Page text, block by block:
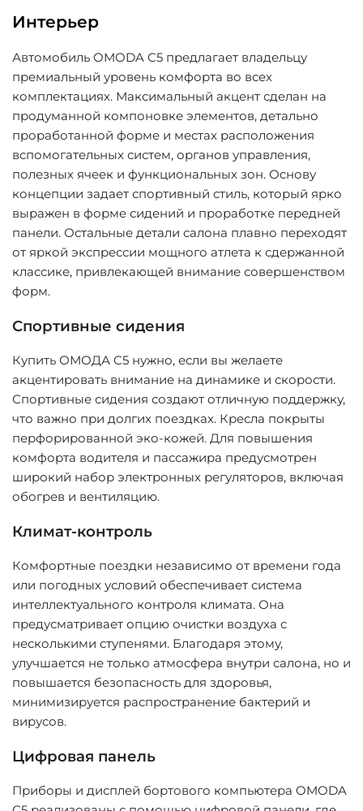
Интерьер
Автомобиль OMODA C5 предлагает владельцу
премиальный уровень комфорта во всех
комплектациях. Максимальный акцент сделан на
продуманной компоновке элементов, детально
проработанной форме и местах расположения
вспомогательных систем, органов управления,
полезных ячеек и функциональных зон. Основу
концепции задает спортивный стиль, который ярко
выражен в форме сидений и проработке передней
панели. Остальные детали салона плавно переходят
от яркой экспрессии мощного атлета к сдержанной
классике, привлекающей внимание совершенством
форм.
Спортивные сидения
Купить ОМОДА C5 нужно, если вы желаете
акцентировать внимание на динамике и скорости.
Спортивные сидения создают отличную поддержку,
что важно при долгих поездках. Кресла покрыты
перфорированной эко-кожей. Для повышения
комфорта водителя и пассажира предусмотрен
широкий набор электронных регуляторов, включая
обогрев и вентиляцию.
Климат-контроль
Комфортные поездки независимо от времени года
или погодных условий обеспечивает система
интеллектуального контроля климата. Она
предусматривает опцию очистки воздуха с
несколькими ступенями. Благодаря этому,
улучшается не только атмосфера внутри салона, но и
повышается безопасность для здоровья,
минимизируется распространение бактерий и
вирусов.
Цифровая панель
Приборы и дисплей бортового компьютера OMODA